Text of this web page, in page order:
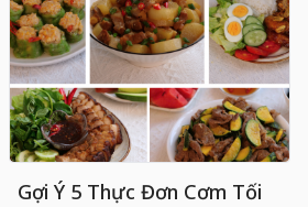
Gợi Ý 5 Thực Đơn Cơm Tối